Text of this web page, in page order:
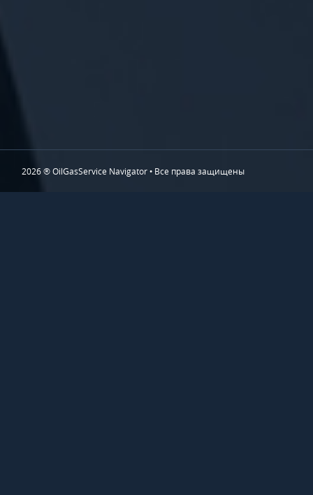
2026 ® OilGasService Navigator • Все права защищены